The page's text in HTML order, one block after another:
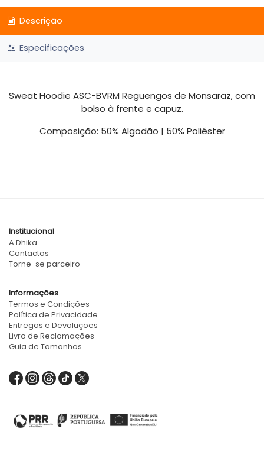
Descrição
Especificações
Sweat Hoodie ASC-BVRM Reguengos de Monsaraz, com
bolso à frente e capuz.
Composição: 50% Algodão | 50% Poliéster
Institucional
A Dhika
Contactos
Torne-se parceiro
Informações
Termos e Condições
Política de Privacidade
Entregas e Devoluções
Livro de Reclamações
Guia de Tamanhos